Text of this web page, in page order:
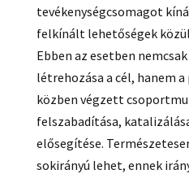
tevékenységcsomagot
felkínált lehetőségek
Ebben az esetben
létrehozása a cél, hanem
közben végzett
felszabadítása,
elősegítése.
sokirányú lehet, ennek